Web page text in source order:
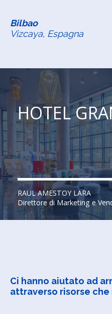
HOTEL
RAUL AMESTOY LARA
Direttore di Marketing e
Bilbao
Vizcaya, Espagna
Ci hanno aiutato ad
attraverso risorse che